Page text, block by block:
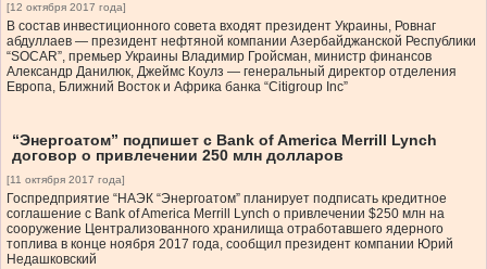
[12 октября 2017 года]
В состав инвестиционного совета входят президент Украины, Ровнаг
абдуллаев — президент нефтяной компании Азербайджанской Республики
“SOCAR”, премьер Украины Владимир Гройсман, министр финансов
Александр Данилюк, Джеймс Коулз — генеральный директор отделения
Европа, Ближний Восток и Африка банка “Citigroup Inc”
“Энергоатом” подпишет с Bank of America Merrill Lynch
договор о привлечении 250 млн долларов
[11 октября 2017 года]
Госпредприятие “НАЭК “Энергоатом” планирует подписать кредитное
соглашение с Bank of America Merrill Lynch о привлечении $250 млн на
сооружение Централизованного хранилища отработавшего ядерного
топлива в конце ноября 2017 года, сообщил президент компании Юрий
Недашковский